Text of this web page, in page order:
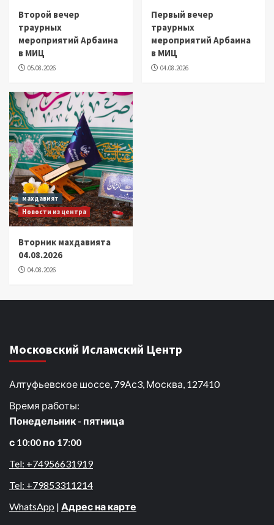
Второй вечер
траурных
мероприятий Арбаина
в МИЦ
05.08.2026
Первый вечер
траурных
мероприятий Арбаина
в МИЦ
04.08.2026
махдавият
Новости из центра
Вторник махдавията
04.08.2026
04.08.2026
Московский Исламский Центр
Алтуфьевское шоссе, 79Ас3, Москва, 127410
Время работы:
Понедельник - пятница
с 10:00 по 17:00
Tel: +74956631919
Tel: +79853311214
WhatsApp | Адрес на карте